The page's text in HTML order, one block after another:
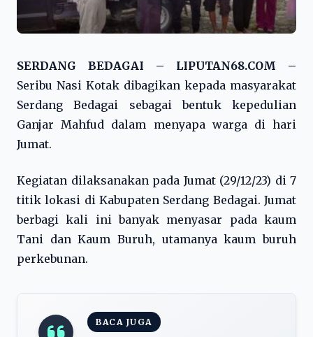
SERDANG BEDAGAI – LIPUTAN68.COM –
Seribu Nasi Kotak dibagikan kepada masyarakat
Serdang Bedagai sebagai bentuk kepedulian
Ganjar Mahfud dalam menyapa warga di hari
Jumat.
Kegiatan dilaksanakan pada Jumat (29/12/23) di 7
titik lokasi di Kabupaten Serdang Bedagai. Jumat
berbagi kali ini banyak menyasar pada kaum
Tani dan Kaum Buruh, utamanya kaum buruh
perkebunan.
BACA JUGA